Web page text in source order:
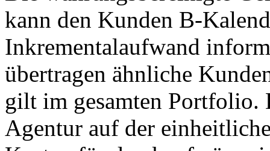
kann den Kunden B-
Inkrementalaufwand
übertragen ähnliche
gilt im gesamten Portfolio.
Agentur auf der